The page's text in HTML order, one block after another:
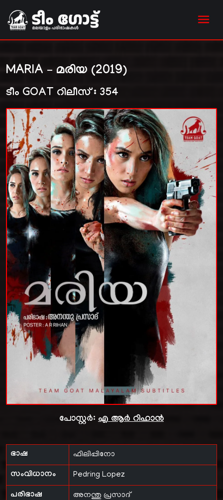
MARIA – മരിയ (2019)
ടീം GOAT റിലീസ് : 354
പോസ്റ്റർ: എ ആർ റിഹാൻ
ഭാഷ ഫിലിപ്പിനോ
സംവിധാനം Pedring Lopez
പരിഭാഷ അനന്തു പ്രസാദ്